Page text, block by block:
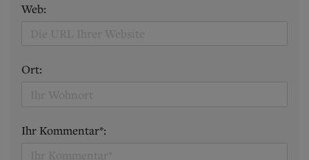
Web:
Ort:
Ihr Kommentar*: